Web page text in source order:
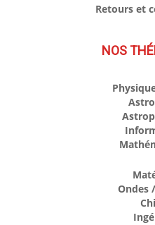
Retours et
NOS
Ondes